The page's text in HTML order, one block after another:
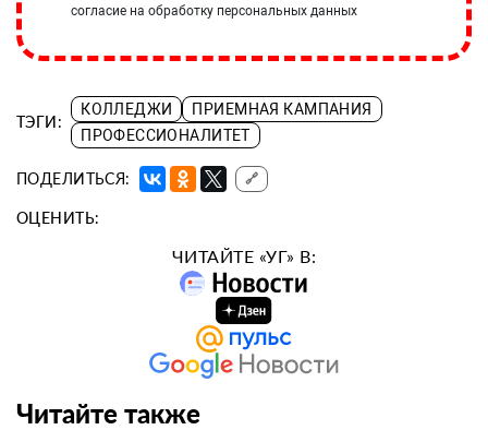
согласие на обработку персональных данных
ТЭГИ:
КОЛЛЕДЖИ
ПРИЕМНАЯ КАМПАНИЯ
ПРОФЕССИОНАЛИТЕТ
ПОДЕЛИТЬСЯ: 🔗
ОЦЕНИТЬ:
ЧИТАЙТЕ «УГ» В:
Читайте также